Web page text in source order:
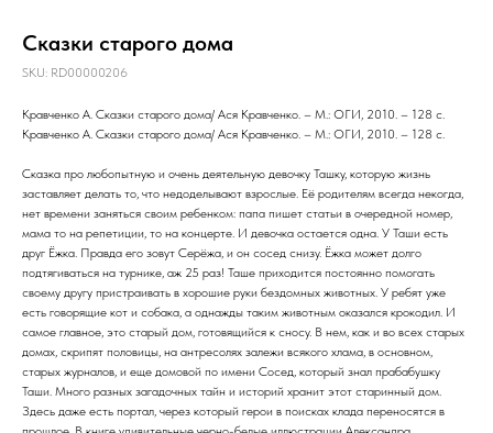
Сказки старого дома
SKU: RD00000206
Кравченко А. Сказки старого дома/ Ася Кравченко. – М.: ОГИ, 2010. – 128 с.
Кравченко А. Сказки старого дома/ Ася Кравченко. – М.: ОГИ, 2010. – 128 с.
Сказка про любопытную и очень деятельную девочку Ташку, которую жизнь
заставляет делать то, что недоделывают взрослые. Её родителям всегда некогда,
нет времени заняться своим ребенком: папа пишет статьи в очередной номер,
мама то на репетиции, то на концерте. И девочка остается одна. У Таши есть
друг Ёжка. Правда его зовут Серёжа, и он сосед снизу. Ёжка может долго
подтягиваться на турнике, аж 25 раз! Таше приходится постоянно помогать
своему другу пристраивать в хорошие руки бездомных животных. У ребят уже
есть говорящие кот и собака, а однажды таким животным оказался крокодил. И
самое главное, это старый дом, готовящийся к сносу. В нем, как и во всех старых
домах, скрипят половицы, на антресолях залежи всякого хлама, в основном,
старых журналов, и еще домовой по имени Сосед, который знал прабабушку
Таши. Много разных загадочных тайн и историй хранит этот старинный дом.
Здесь даже есть портал, через который герои в поисках клада переносятся в